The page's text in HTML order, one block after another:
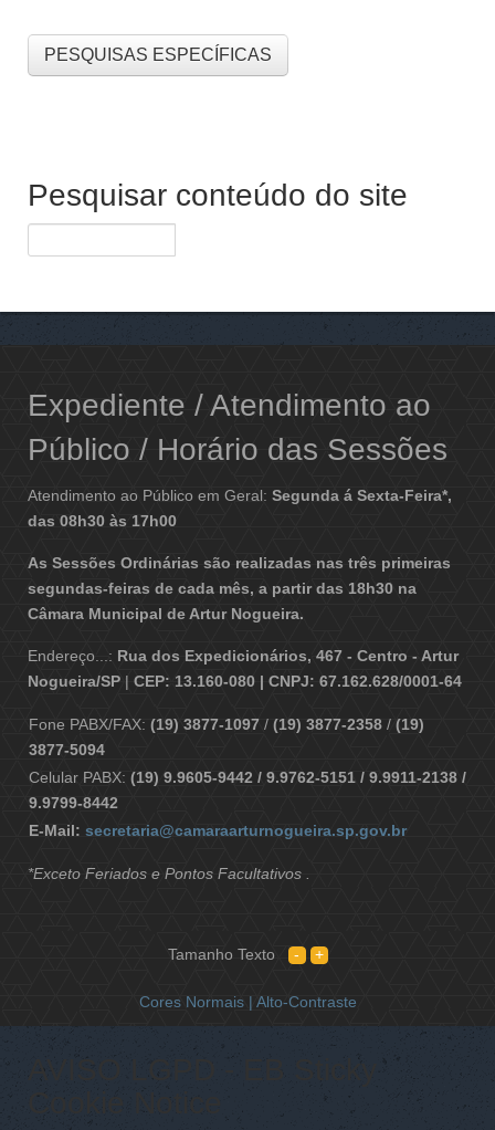
PESQUISAS ESPECÍFICAS
Pesquisar conteúdo do site
Expediente / Atendimento ao
Público / Horário das Sessões
Atendimento ao Público em Geral: Segunda á Sexta-Feira*,
das 08h30 às 17h00
As Sessões Ordinárias são realizadas nas três primeiras
segundas-feiras de cada mês, a partir das 18h30 na
Câmara Municipal de Artur Nogueira.
Endereço...: Rua dos Expedicionários, 467 - Centro - Artur
Nogueira/SP | CEP: 13.160-080 | CNPJ: 67.162.628/0001-64
Fone PABX/FAX: (19) 3877-1097 / (19) 3877-2358 / (19)
3877-5094
Celular PABX: (19) 9.9605-9442 / 9.9762-5151 / 9.9911-2138 /
9.9799-8442
E-Mail: secretaria@camaraarturnogueira.sp.gov.br
*Exceto Feriados e Pontos Facultativos .
Tamanho Texto
Cores Normais | Alto-Contraste
AVISO LGPD - EB Sticky
Cookie Notice